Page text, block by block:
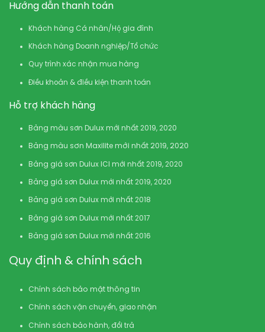
Hướng dẫn thanh toán
Khách hàng Cá nhân/Hộ gia đình
Khách hàng Doanh nghiệp/Tổ chức
Quy trình xác nhận mua hàng
Điều khoản & điều kiện thanh toán
Hỗ trợ khách hàng
Bảng màu sơn Dulux mới nhất 2019, 2020
Bảng màu sơn Maxilite mới nhất 2019, 2020
Bảng giá sơn Dulux ICI mới nhất 2019, 2020
Bảng giá sơn Dulux mới nhất 2019, 2020
Bảng giá sơn Dulux mới nhất 2018
Bảng giá sơn Dulux mới nhất 2017
Bảng giá sơn Dulux mới nhất 2016
Quy định & chính sách
Chính sách bảo mật thông tin
Chính sách vận chuyển, giao nhận
Chính sách bảo hành, đổi trả